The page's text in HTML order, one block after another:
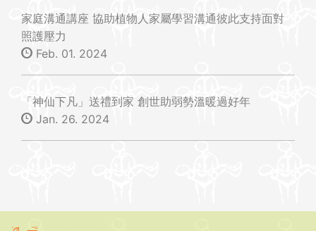
家庭溝通講座 協助植物人家屬學習溝通彼此支持面對
照護壓力
Feb. 01. 2024
「神仙下凡」送禮到家 創世助弱勢溫暖過好年
Jan. 26. 2024